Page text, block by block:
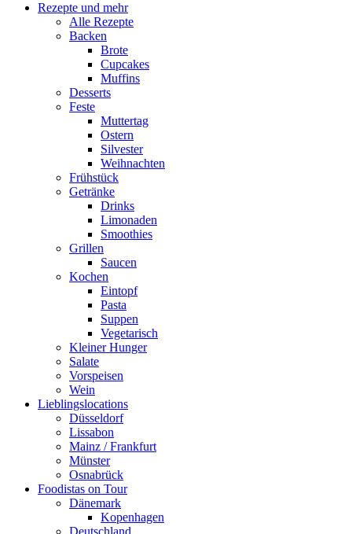
Rezepte und mehr
Alle Rezepte
Backen
Brote
Cupcakes
Muffins
Desserts
Feste
Muttertag
Ostern
Silvester
Weihnachten
Frühstück
Getränke
Drinks
Limonaden
Smoothies
Grillen
Saucen
Kochen
Eintopf
Pasta
Suppen
Vegetarisch
Kleiner Hunger
Salate
Vorspeisen
Wein
Lieblingslocations
Düsseldorf
Lissabon
Mainz / Frankfurt
Münster
Osnabrück
Foodistas on Tour
Dänemark
Kopenhagen
Deutschland